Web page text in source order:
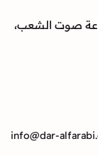
صوت الشعب،
info@dar-